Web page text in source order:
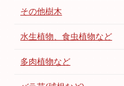
その他樹木
水生植物、食虫植物など
多肉植物など